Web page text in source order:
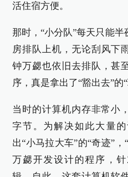
活住宿方便。
那时，“小分队”每天只能
房排队上机，无论刮风下
钟万勰也依旧去排队，甚
序，真是拿出了“豁出去”的“
当时的计算机内存非常小
字节。为解决如此大量
出“小马拉大车”的“奇迹”
万勰开发设计的程序，